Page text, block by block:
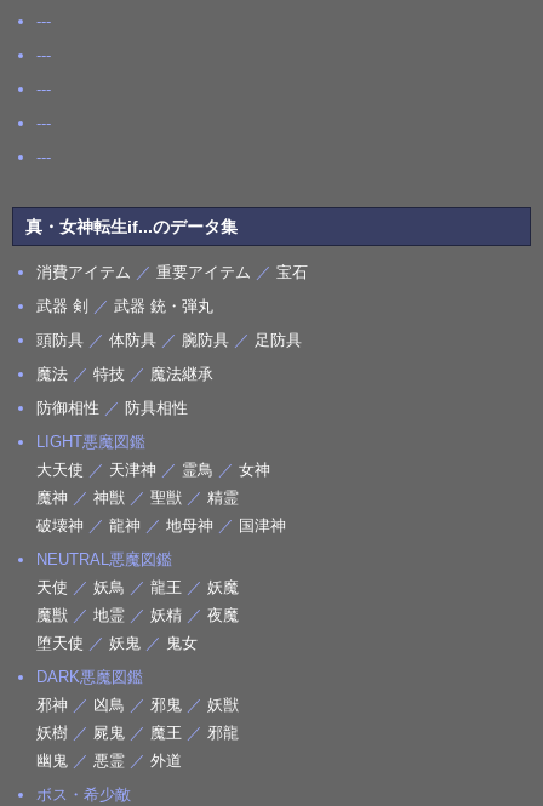
---
---
---
---
---
真・女神転生if...のデータ集
消費アイテム ／ 重要アイテム ／ 宝石
武器 剣 ／ 武器 銃・弾丸
頭防具 ／ 体防具 ／ 腕防具 ／ 足防具
魔法 ／ 特技 ／ 魔法継承
防御相性 ／ 防具相性
LIGHT悪魔図鑑
大天使 ／ 天津神 ／ 霊鳥 ／ 女神
魔神 ／ 神獣 ／ 聖獣 ／ 精霊
破壊神 ／ 龍神 ／ 地母神 ／ 国津神
NEUTRAL悪魔図鑑
天使 ／ 妖鳥 ／ 龍王 ／ 妖魔
魔獣 ／ 地霊 ／ 妖精 ／ 夜魔
堕天使 ／ 妖鬼 ／ 鬼女
DARK悪魔図鑑
邪神 ／ 凶鳥 ／ 邪鬼 ／ 妖獣
妖樹 ／ 屍鬼 ／ 魔王 ／ 邪龍
幽鬼 ／ 悪霊 ／ 外道
ボス・希少敵